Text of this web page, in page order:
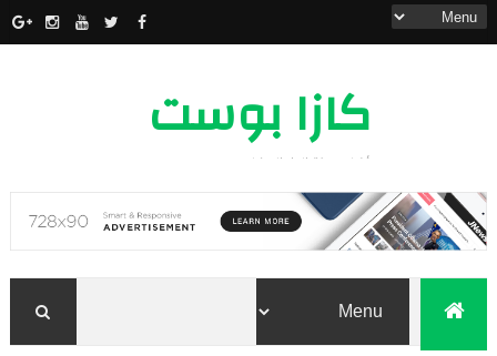
كازا بوست
أخبار مدينة الدار البيضاء